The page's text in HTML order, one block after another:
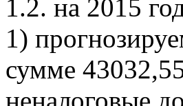
1.2. на 2015
1)
сумме